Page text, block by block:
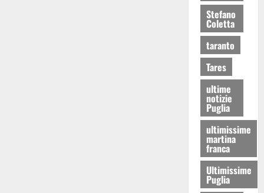
Stefano
Coletta
taranto
Tares
ultime
notizie
Puglia
ultimissime
martina
franca
Ultimissime
Puglia